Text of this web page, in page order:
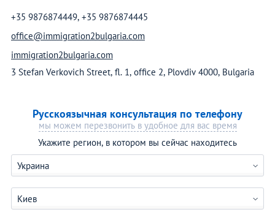
+35 9876874449, +35 9876874445
office@immigration2bulgaria.com
immigration2bulgaria.com
3 Stefan Verkovich Street, fl. 1, office 2, Plovdiv 4000, Bulgaria
Русскоязычная консультация по телефону
мы можем перезвонить в удобное для вас время
Укажите регион, в котором вы сейчас находитесь
Украина
Киев